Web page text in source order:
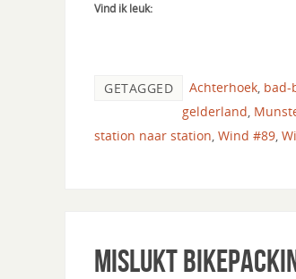
Vind ik leuk:
GETAGGED Achterhoek, bad-
gelderland,
station naar station, Wind #89,
Mislukt